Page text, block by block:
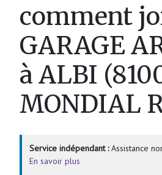
comment
GARAGE
à ALBI
MONDIAL
Service indépendant :Assistance
En savoir plus